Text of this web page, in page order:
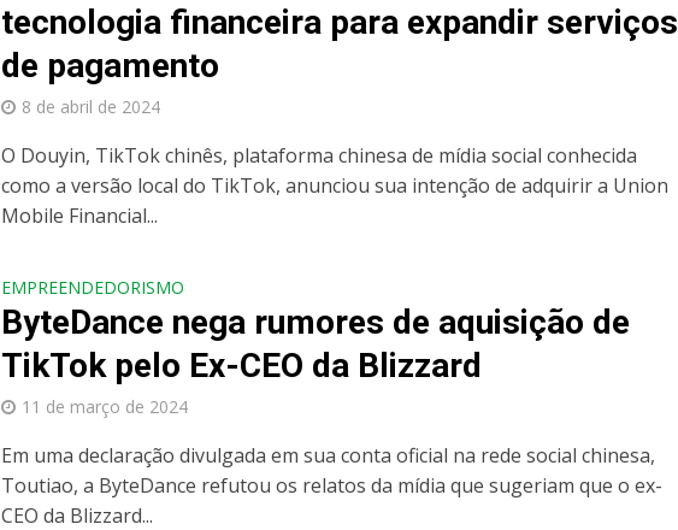
tecnologia financeira para expandir serviços
de pagamento
8 de abril de 2024
O Douyin, TikTok chinês, plataforma chinesa de mídia social conhecida
como a versão local do TikTok, anunciou sua intenção de adquirir a Union
Mobile Financial...
EMPREENDEDORISMO
ByteDance nega rumores de aquisição de
TikTok pelo Ex-CEO da Blizzard
11 de março de 2024
Em uma declaração divulgada em sua conta oficial na rede social chinesa,
Toutiao, a ByteDance refutou os relatos da mídia que sugeriam que o ex-
CEO da Blizzard...